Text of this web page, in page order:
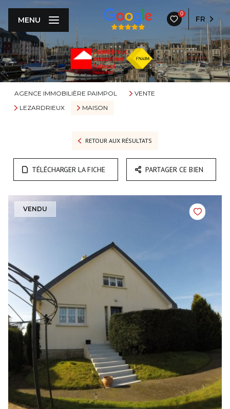
0
FR
MENU
AGENCE IMMOBILIÈRE PAIMPOL
VENTE
LEZARDRIEUX
MAISON
RETOUR AUX RÉSULTATS
TÉLÉCHARGER LA FICHE PARTAGER CE BIEN
VENDU